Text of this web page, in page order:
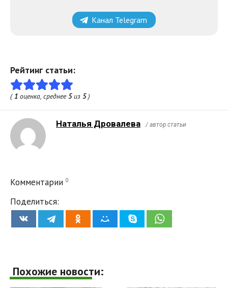
Канал Telegram
Рейтинг статьи:
( 1 оценка, среднее5из 5)
Наталья Дровалева / автор статьи
Комментарии 0
Поделиться:
Похожие новости: